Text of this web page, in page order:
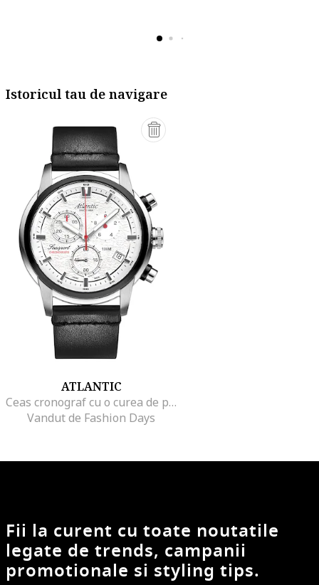
Istoricul tau de navigare
ATLANTIC
Ceas cronograf cu o curea de piele si logo pe cadran, Negru
Vandut de Fashion Days
Fii la curent cu toate noutatile
legate de trends, campanii
promotionale si styling tips.